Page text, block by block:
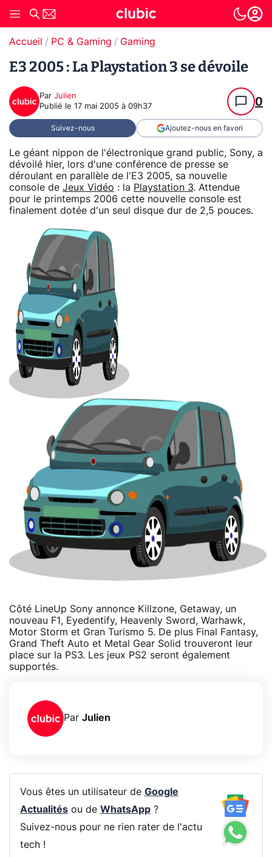
Accueil PC & Gaming Gaming
E3 2005 : La Playstation 3 se dévoile
Par Julien
Publié le 17 mai 2005 à 09h37 0
Suivez-nous Ajoutez-nous en favori
Le géant nippon de l'électronique grand public, Sony, a
dévoilé hier, lors d'une conférence de presse se
déroulant en parallèle de l'E3 2005, sa nouvelle
console de Jeux Vidéo : la Playstation 3. Attendue
pour le printemps 2006 cette nouvelle console est
finalement dotée d'un seul disque dur de 2,5 pouces.
Côté LineUp Sony annonce Killzone, Getaway, un
nouveau F1, Eyedentify, Heavenly Sword, Warhawk,
Motor Storm et Gran Turismo 5. De plus Final Fantasy,
Grand Theft Auto et Metal Gear Solid trouveront leur
place sur la PS3. Les jeux PS2 seront également
supportés.
Par Julien
Vous êtes un utilisateur de Google
Actualitésou de WhatsApp?
Suivez-nous pour ne rien rater de l'actu
tech !